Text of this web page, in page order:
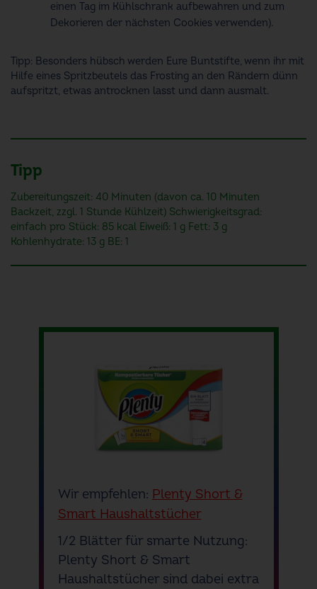
Wir empfehlen: Plenty Short &
Smart Haushaltstücher
1/2 Blätter für smarte Nutzung:
Plenty Short & Smart
Haushaltstücher sind dabei extra
einen Tag im Kühlschrank aufbewahren und zum
Dekorieren der nächsten Cookies verwenden).
Tipp: Besonders hübsch werden Eure Buntstifte, wenn ihr mit
Hilfe eines Spritzbeutels das Frosting an den Rändern dünn
aufspritzt, etwas antrocknen lasst und dann ausmalt.
Tipp
Zubereitungszeit: 40 Minuten (davon ca. 10 Minuten
Backzeit, zzgl. 1 Stunde Kühlzeit) Schwierigkeitsgrad:
einfach pro Stück: 85 kcal Eiweiß: 1 g Fett: 3 g
Kohlenhydrate: 13 g BE: 1